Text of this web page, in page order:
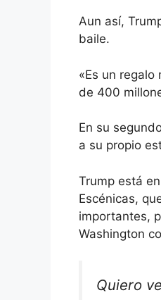
Aun así,
baile.
«Es un
de 400
En su
a su propio
Trump está
Escénicas,
importantes,
Washington
Quiero